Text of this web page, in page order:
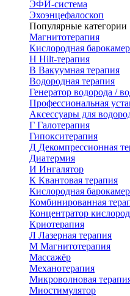
ЭФИ-система
Эхоэнцефалоскоп
Популярные категории
Магнитотерапия
Кислородная
H Hilt-терапия
В Вакуумная терапия
Водородная терапия
Генератор водорода /
Профессиональная
Аксессуары для
Г Галотерапия
Гипокситерапия
Д Декомпрессионная
Диатермия
И Ингалятор
К Квантовая терапия
Кислородная
Комбинированная
Концентратор
Криотерапия
Л Лазерная терапия
М Магнитотерапия
Массажёр
Механотерапия
Микроволновая
Миостимулятор